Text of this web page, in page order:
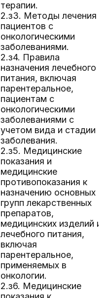
терапии.
2.з3. Методы лечения
пациентов с
онкологическими
заболеваниями.
2.з4. Правила
назначения лечебного
питания, включая
парентеральное,
пациентам с
онкологическими
заболеваниями с
учетом вида и стадии
заболевания.
2.з5. Медицинские
показания и
медицинские
противопоказания к
назначению основных
групп лекарственных
препаратов,
медицинских изделий и
лечебного питания,
включая
парентеральное,
применяемых в
онкологии.
2.з6. Медицинские